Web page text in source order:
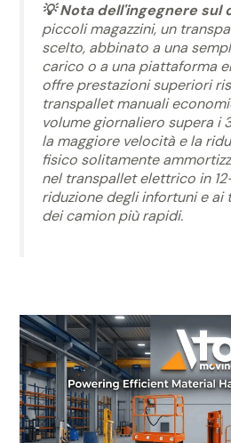
💡 Nota dell'ingegnere sul
piccoli magazzini, un
scelto, abbinato a una
carico o a una piattaforma
offre prestazioni superiori
transpallet manuali
volume giornaliero supera i
la maggiore velocità e la
fisico solitamente
nel transpallet elettrico in
riduzione degli infortuni e ai
dei camion più rapidi.